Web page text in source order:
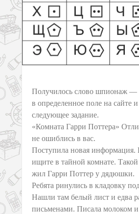
Получилось слово шпионаж —
в определенное поле на сайте
следующее задание.
«Комната Гарри Поттера»
не ошиблись в вас.
Поступила новая информация.
ищите в тайной комнате.
жил Гарри Поттер у дядюшки.
Ребята ринулись в кладовку
Нашли там белый лист и едва
письменами. Писала молоком и